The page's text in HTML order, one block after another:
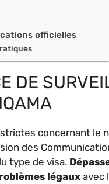
officielles
DE
concernant le
des
type de visa.
légauxavec